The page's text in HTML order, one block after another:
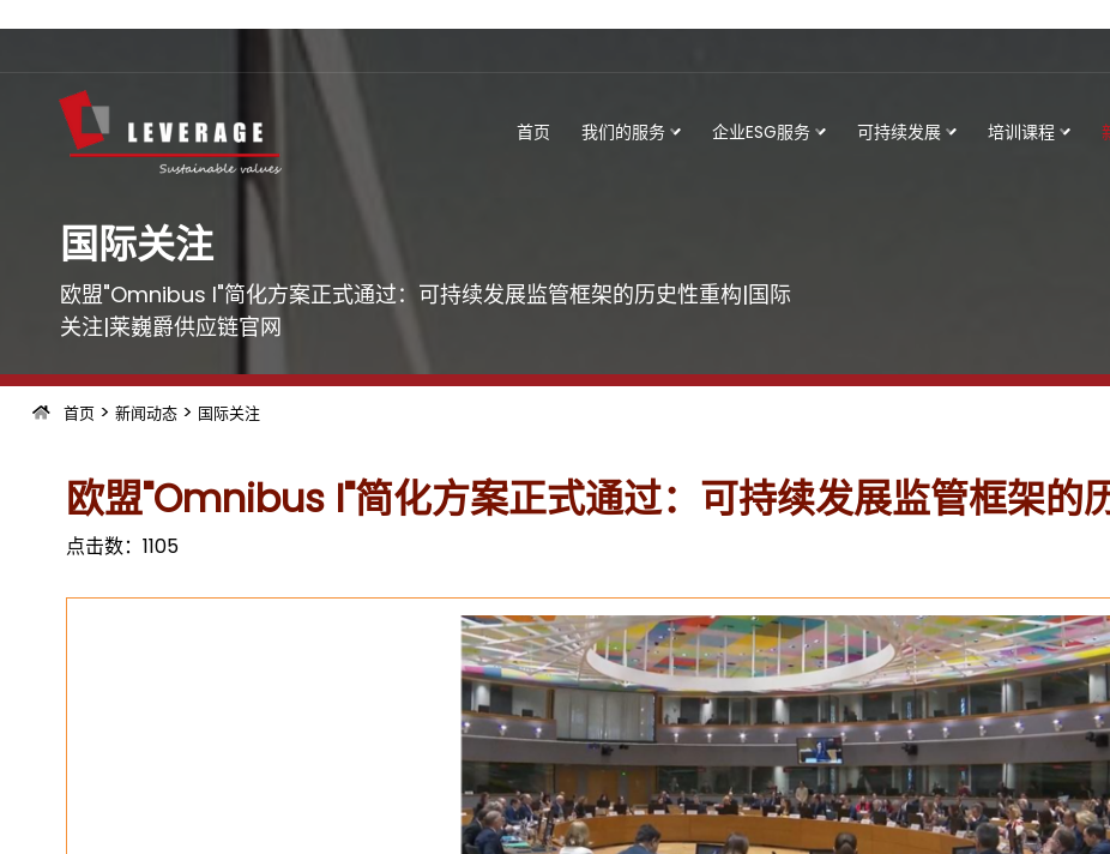
首页 我们的服务 企业ESG服务 可持续发展 培训课程
国际关注
欧盟"Omnibus I"简化方案正式通过：可持续发展监管框架的历史性重构|国际
关注|莱巍爵供应链官网
首页> 新闻动态> 国际关注
欧盟"Omnibus I"简化方案正式通过：可持续发展监管框架的
点击数： 1105